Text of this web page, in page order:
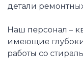
детали
Наш персонал –
имеющие
работы со